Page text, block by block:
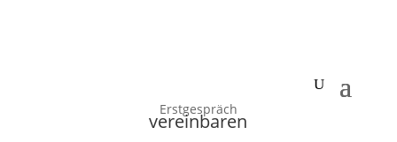
Erstgespräch
vereinbaren